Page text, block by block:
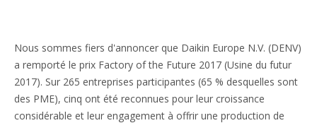
Nous sommes fiers d'annoncer que Daikin Europe N.V. (DENV)
a remporté le prix Factory of the Future 2017 (Usine du futur
2017). Sur 265 entreprises participantes (65 % desquelles sont
des PME), cinq ont été reconnues pour leur croissance
considérable et leur engagement à offrir une production de